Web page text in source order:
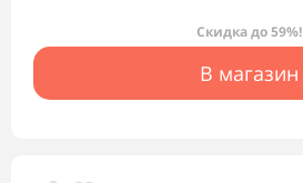
Скидка до 59%!
В магазин